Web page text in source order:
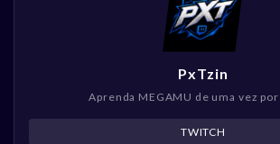
PxTzin
Aprenda MEGAMU de uma vez
TWITCH